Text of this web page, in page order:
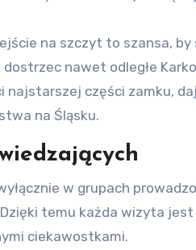
na szczyt to szansa, by
nawet odległe
najstarszej części zamku,
na Śląsku.
w grupach
temu każda wizyta
ciekawostkami.